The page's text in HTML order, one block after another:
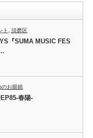
ト 須磨区
『SUMA MUSIC FES
お眼鏡
春陽-